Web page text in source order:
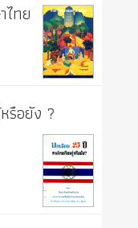
ไทย
รือยัง ?